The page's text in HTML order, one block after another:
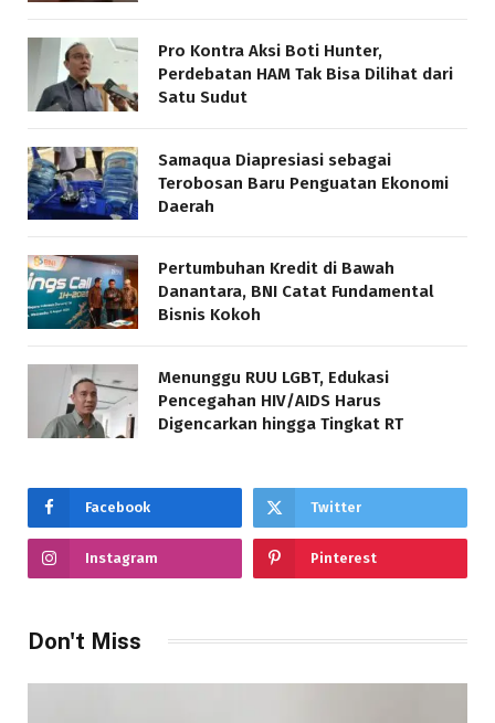
Pro Kontra Aksi Boti Hunter,
Perdebatan HAM Tak Bisa Dilihat dari
Satu Sudut
Samaqua Diapresiasi sebagai
Terobosan Baru Penguatan Ekonomi
Daerah
Pertumbuhan Kredit di Bawah
Danantara, BNI Catat Fundamental
Bisnis Kokoh
Menunggu RUU LGBT, Edukasi
Pencegahan HIV/AIDS Harus
Digencarkan hingga Tingkat RT
Facebook Twitter
Instagram Pinterest
Don't Miss